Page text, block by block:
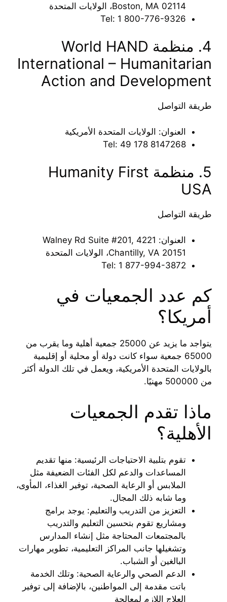
Boston, MA 02114، الولايات المتحدة
Tel: ‪1 800-776-9326‬‏
4. منظمة World HAND
International – Humanitarian
Action and Development
طريقة التواصل
العنوان: الولايات المتحدة الأمريكية
Tel: ‪49 178 8147268‬‏
5. منظمة Humanity First
USA
طريقة التواصل
العنوان: 4221 Walney Rd Suite #201,
Chantilly, VA 20151، الولايات المتحدة
Tel: ‪1 877-994-3872‬‏
كم عدد الجمعيات في
أمريكا؟
يتواجد ما يزيد عن 25000 جمعية أهلية وما يقرب من
65000 جمعية سواء كانت دولة أو محلية أو إقليمية
بالولايات المتحدة الأمريكية، ويعمل في تلك الدولة أكثر
من 500000 مهنيًا.
ماذا تقدم الجمعيات
الأهلية؟
تقوم بتلبية الاحتياجات الرئيسية: منها تقديم
المساعدات والدعم لكل الفئات الضعيفة مثل
الملابس أو الرعاية الصحية، توفير الغذاء، المأوى،
وما شابه ذلك المجال.
التعزيز من التدريب والتعليم: يوجد برامج
ومشاريع تقوم بتحسين التعليم والتدريب
بالمجتمعات المحتاجة مثل إنشاء المدارس
وتشغيلها جانب المراكز التعليمية، تطوير مهارات
البالغين أو الشباب.
الدعم الصحي والرعاية الصحية: وتلك الخدمة
باتت مقدمة إلى المواطنين، بالإضافة إلى توفير
العلاج اللازم لمعالجة